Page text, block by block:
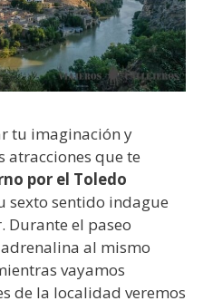
tu imaginación y
atracciones que te
por el Toledo
sexto sentido indague
Durante el paseo
al mismo
vayamos
de la localidad veremos